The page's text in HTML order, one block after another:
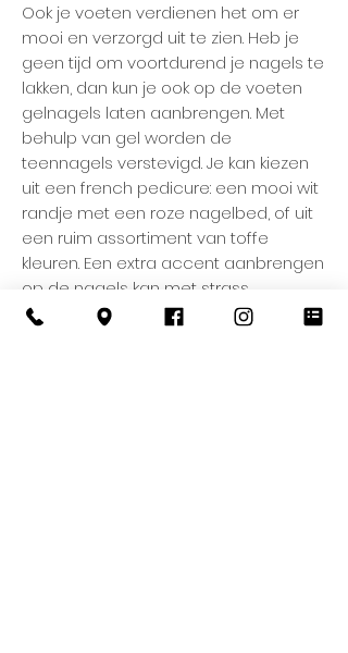
Ook je voeten verdienen het om er
mooi en verzorgd uit te zien. Heb je
geen tijd om voortdurend je nagels te
lakken, dan kun je ook op de voeten
gelnagels laten aanbrengen. Met
behulp van gel worden de
teennagels verstevigd. Je kan kiezen
uit een french pedicure: een mooi wit
randje met een roze nagelbed, of uit
een ruim assortiment van toffe
kleuren. Een extra accent aanbrengen
op de nagels kan met strass
steentjes, glitters… Je voeten zullen